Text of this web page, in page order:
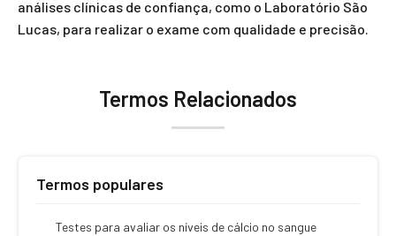
análises clínicas de confiança, como o Laboratório São
Lucas, para realizar o exame com qualidade e precisão.
Termos Relacionados
Termos populares
Testes para avaliar os níveis de cálcio no sangue